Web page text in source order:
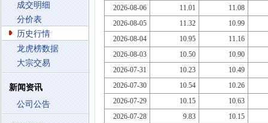
成交明细
分价表
历史行情
龙虎榜数据
大宗交易
新闻资讯
公司公告
2026-08-06
11.01
11.08
2026-08-05
11.32
10.99
2026-08-04
10.95
11.16
2026-08-03
10.50
10.90
2026-07-31
10.23
10.49
2026-07-30
10.54
10.26
2026-07-29
10.15
10.63
2026-07-28
9.83
10.15